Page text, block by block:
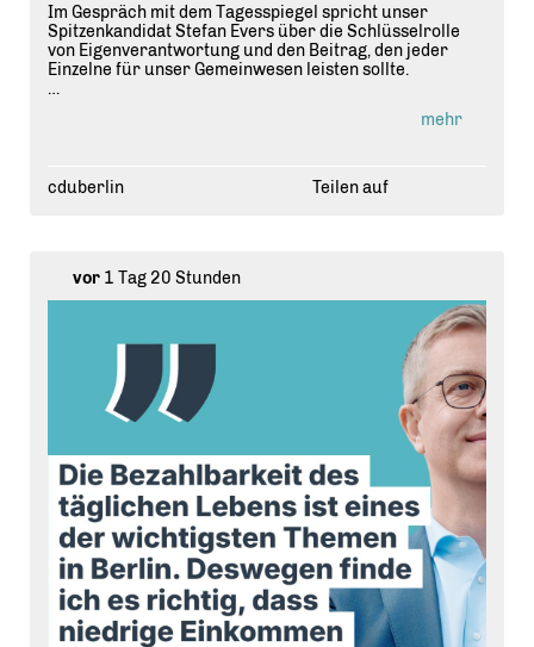
Im Gespräch mit dem Tagesspiegel spricht unser
Spitzenkandidat Stefan Evers über die Schlüsselrolle
von Eigenverantwortung und den Beitrag, den jeder
Einzelne für unser Gemeinwesen leisten sollte.
Gerade in einer Metropole wie Berlin erleben wir eine
zunehmende Bindungslosigkeit. Das ist nicht nur eine
entgegenzusetzen, müssen wir wieder mehr
gesellschaftliches Fundament sind heute wichtiger denn
je.
Das vollständige Gespräch gibt es ab sofort auf unserem
👉 Link zum Video in unserer Bio!
mehr
cduberlin Teilen auf
vor1 Tag 20 Stunden